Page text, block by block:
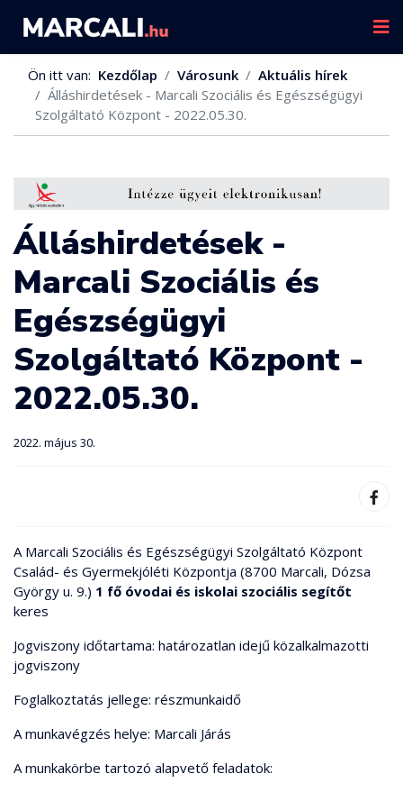
Ön itt van: Kezdőlap Városunk
Aktuális hírek
Álláshirdetések - Marcali Szociális és Egészségügyi
Szolgáltató Központ - 2022.05.30.
Álláshirdetések -
Marcali Szociális és
Egészségügyi
Szolgáltató Központ -
2022.05.30.
2022. május 30.
A Marcali Szociális és Egészségügyi Szolgáltató Központ
Család- és Gyermekjóléti Központja (8700 Marcali, Dózsa
György u. 9.) 1 fő óvodai és iskolai szociális segítőt
keres
Jogviszony időtartama: határozatlan idejű közalkalmazotti
jogviszony
Foglalkoztatás jellege: részmunkaidő
A munkavégzés helye: Marcali Járás
A munkakörbe tartozó alapvető feladatok: